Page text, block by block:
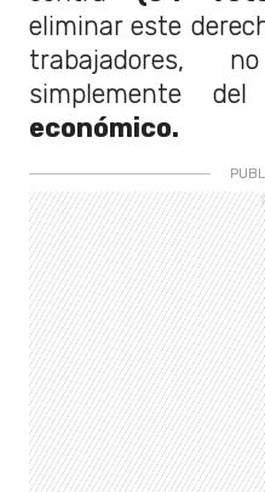
eliminar este
trabajadores,
simplemente del
económico.